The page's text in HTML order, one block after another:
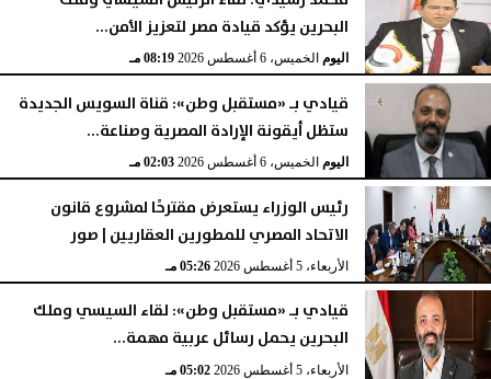
اليوم الخميس، 6 أغسطس 2026 08:28 مـ
البحرين يؤكد قيادة مصر لتعزيز الأمن...
اليومالخميس، 6 أغسطس 2026 08:19 مـ
قيادي بـ «مستقبل وطن»: قناة السويس الجديدة
ستظل أيقونة الإرادة المصرية وصناعة...
اليومالخميس، 6 أغسطس 2026 02:03 مـ
رئيس الوزراء يستعرض مقترحًا لمشروع قانون
الاتحاد المصري للمطورين العقاريين | صور
الأربعاء، 5 أغسطس 2026 05:26 مـ
قيادي بـ «مستقبل وطن»: لقاء السيسي وملك
البحرين يحمل رسائل عربية مهمة...
الأربعاء، 5 أغسطس 2026 05:02 مـ